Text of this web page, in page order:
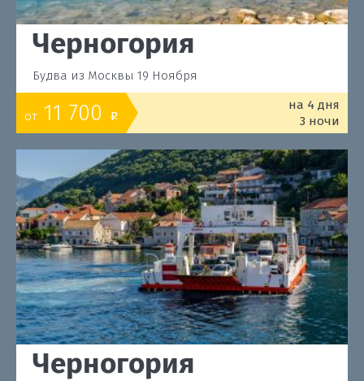
Черногория
Будва из Москвы 19 Ноября
от 11 700 o
на 4 дня
3 ночи
Черногория